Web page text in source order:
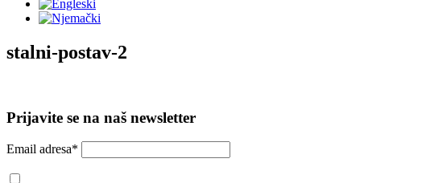
stalni-postav-2
Prijavite se na naš newsletter
Email adresa*